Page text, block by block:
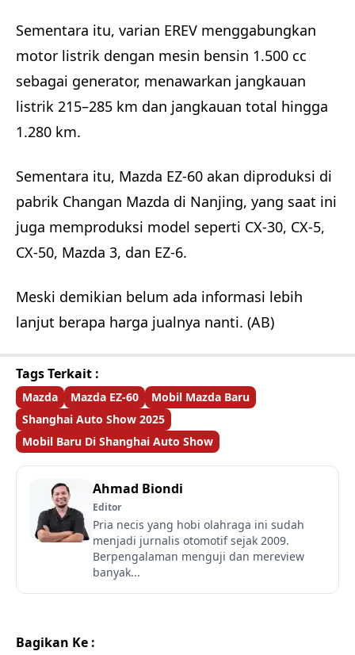
Sementara itu, varian EREV menggabungkan
motor listrik dengan mesin bensin 1.500 cc
sebagai generator, menawarkan jangkauan
listrik 215–285 km dan jangkauan total hingga
1.280 km.
Sementara itu, Mazda EZ-60 akan diproduksi di
pabrik Changan Mazda di Nanjing, yang saat ini
juga memproduksi model seperti CX-30, CX-5,
CX-50, Mazda 3, dan EZ-6.
Meski demikian belum ada informasi lebih
lanjut berapa harga jualnya nanti. (AB)
Tags Terkait :
Mazda Mazda EZ-60
Mobil Mazda Baru
Shanghai Auto Show 2025
Mobil Baru Di Shanghai Auto Show
Ahmad Biondi
Editor
Pria necis yang hobi olahraga ini sudah
menjadi jurnalis otomotif sejak 2009.
Berpengalaman menguji dan mereview
banyak...
Bagikan Ke :